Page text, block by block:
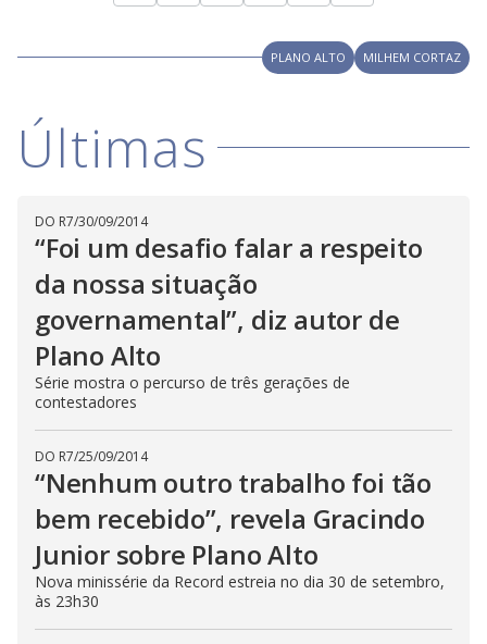
PLANO ALTO MILHEM CORTAZ
Últimas
DO R7/30/09/2014
“Foi um desafio falar a respeito
da nossa situação
governamental”, diz autor de
Plano Alto
Série mostra o percurso de três gerações de
contestadores
DO R7/25/09/2014
“Nenhum outro trabalho foi tão
bem recebido”, revela Gracindo
Junior sobre Plano Alto
Nova minissérie da Record estreia no dia 30 de setembro,
às 23h30